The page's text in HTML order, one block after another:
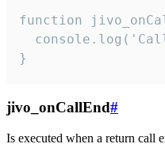
function
}
jivo_onCallEnd#
Is executed when a return call